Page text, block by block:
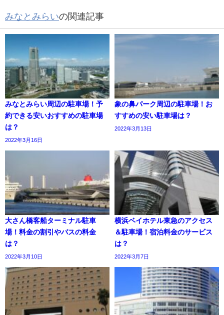
みなとみらいの関連記事
みなとみらい周辺の駐車場！予
約できる安いおすすめの駐車場
は？
2022年3月16日
象の鼻パーク周辺の駐車場！お
すすめの安い駐車場は？
2022年3月13日
大さん橋客船ターミナル駐車
場！料金の割引やバスの料金
は？
2022年3月10日
横浜ベイホテル東急のアクセス
＆駐車場！宿泊料金のサービス
は？
2022年3月7日